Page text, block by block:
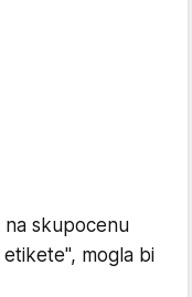
na skupocenu
mogla bi